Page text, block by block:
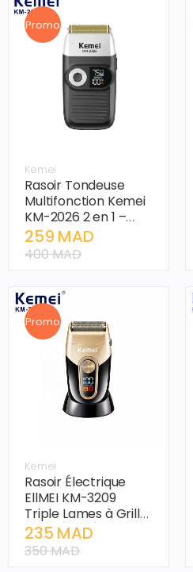
Promo
Kemei
Rasoir Tondeuse
Multifonction Kemei
KM-2026 2 en 1 –
Affichage LCD,
Batterie 1400 mAh,
Rasoir Alternatif
259 MAD
400 MAD
Promo
Kemei
Rasoir Électrique
EllMEI KM-3209
Triple Lames à Grille
– Haute Qualité,
Rasage de Près pour
Hommes, Machine À
235 MAD
350 MAD